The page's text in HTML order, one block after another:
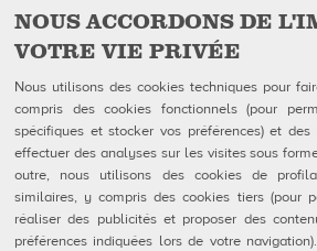
NOUS ACCORDONS DE
VOTRE VIE PRIVÉE
Nous utilisons des cookies techniques pour
compris des cookies fonctionnels (pour
spécifiques et stocker vos préférences) et
effectuer des analyses sur les visites sous
outre, nous utilisons des cookies de
similaires, y compris des cookies tiers (pour
réaliser des publicités et proposer des
préférences indiquées lors de votre
QubicaAMF Canada inc
100-1025 avenue Godin
Québec, QC
Canada G1M 2X5
Tél: 418-650-2425
Sans Frais 866-650-2425
U.S.
8100 AMF
Ph. (804)
866-460-
Fax (804)
Follow Us on
Facebook